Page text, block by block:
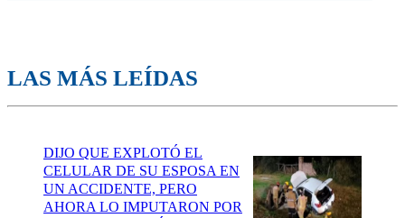
LAS MÁS LEÍDAS
DIJO QUE EXPLOTÓ EL
CELULAR DE SU ESPOSA EN
UN ACCIDENTE, PERO
AHORA LO IMPUTARON POR